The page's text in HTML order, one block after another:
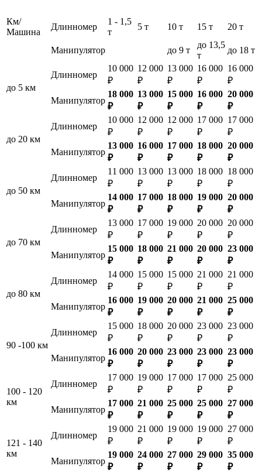
Км/
Машина
Длинномер
1 - 1,5
т
5 т 10 т 15 т 20 т
Манипулятор до 9 т
до 13,5
т
до 18 т
до 5 км
Длинномер
10 000
₽
12 000
₽
13 000
₽
16 000
₽
16 000
₽
Манипулятор
18 000
₽
13 000
₽
15 000
₽
16 000
₽
20 000
₽
до 20 км
Длинномер
10 000
₽
12 000
₽
12 000
₽
17 000
₽
17 000
₽
Манипулятор
13 000
₽
16 000
₽
17 000
₽
18 000
₽
20 000
₽
до 50 км
Длинномер
11 000
₽
13 000
₽
13 000
₽
18 000
₽
18 000
₽
Манипулятор
14 000
₽
17 000
₽
18 000
₽
19 000
₽
20 000
₽
до 70 км
Длинномер
13 000
₽
17 000
₽
19 000
₽
20 000
₽
20 000
₽
Манипулятор
15 000
₽
18 000
₽
21 000
₽
20 000
₽
23 000
₽
до 80 км
Длинномер
14 000
₽
15 000
₽
15 000
₽
21 000
₽
21 000
₽
Манипулятор
16 000
₽
19 000
₽
20 000
₽
21 000
₽
25 000
₽
90 -100 км
Длинномер
15 000
₽
18 000
₽
20 000
₽
23 000
₽
23 000
₽
Манипулятор
16 000
₽
20 000
₽
23 000
₽
23 000
₽
23 000
₽
100 - 120
км
Длинномер
17 000
₽
19 000
₽
17 000
₽
17 000
₽
25 000
₽
Манипулятор
17 000
₽
21 000
₽
25 000
₽
25 000
₽
27 000
₽
121 - 140
км
Длинномер
19 000
₽
21 000
₽
19 000
₽
19 000
₽
27 000
₽
Манипулятор
19 000
₽
24 000
₽
27 000
₽
29 000
₽
35 000
₽